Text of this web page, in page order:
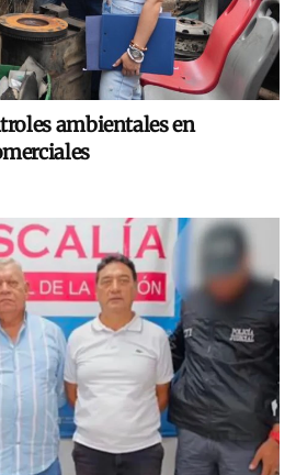
ambientales en